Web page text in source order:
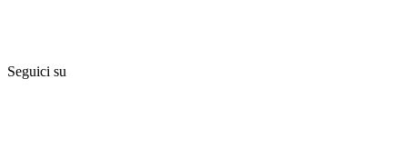
Seguici su